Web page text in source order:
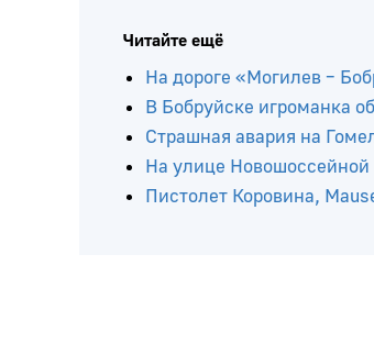
Читайте ещё
На дороге «Могилев –
В Бобруйске игроманка
Страшная авария на
На улице Новошоссейной
Пистолет Коровина,